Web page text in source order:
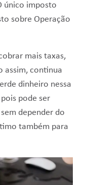
único imposto
sobre Operação
mais taxas,
assim, continua
dinheiro nessa
pode ser
depender do
também para